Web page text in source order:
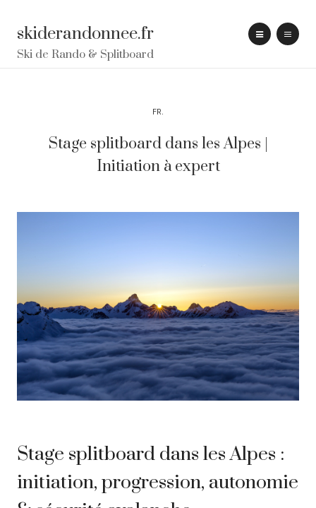
skiderandonnee.fr
Ski de Rando & Splitboard
FR
Stage splitboard dans les Alpes |
Initiation à expert
Stage splitboard dans les Alpes :
initiation, progression, autonomie